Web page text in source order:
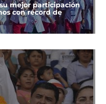
mejor participación
con récord de